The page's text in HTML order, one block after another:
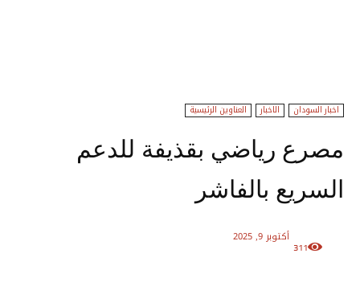
اخبار السودان الاخبار العناوين الرئيسية
مصرع رياضي بقذيفة للدعم
السريع بالفاشر
أكتوبر 9, 2025
311